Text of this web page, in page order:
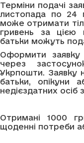
Терміни подачі
листопада по 24
може отримати
гривень за
батьки можуть
Оформити
через
Укрпошти. Заявку
батьки, опікуни
недієздатних осіб
Отримані 1000
щоденні потреби